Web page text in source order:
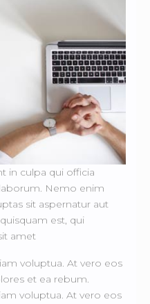
in culpa qui officia
Nemo enim
sit aspernatur aut
est, qui
amet
voluptua. At vero eos
et ea rebum.
voluptua. At vero eos